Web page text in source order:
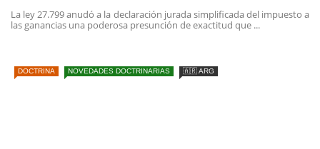
La ley 27.799 anudó a la declaración jurada simplificada del impuesto a
las ganancias una poderosa presunción de exactitud que ...
DOCTRINA NOVEDADES DOCTRINARIAS 🇦🇷 ARG